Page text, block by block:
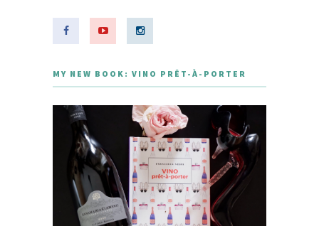
MY NEW BOOK: VINO PRÊT-À-PORTER